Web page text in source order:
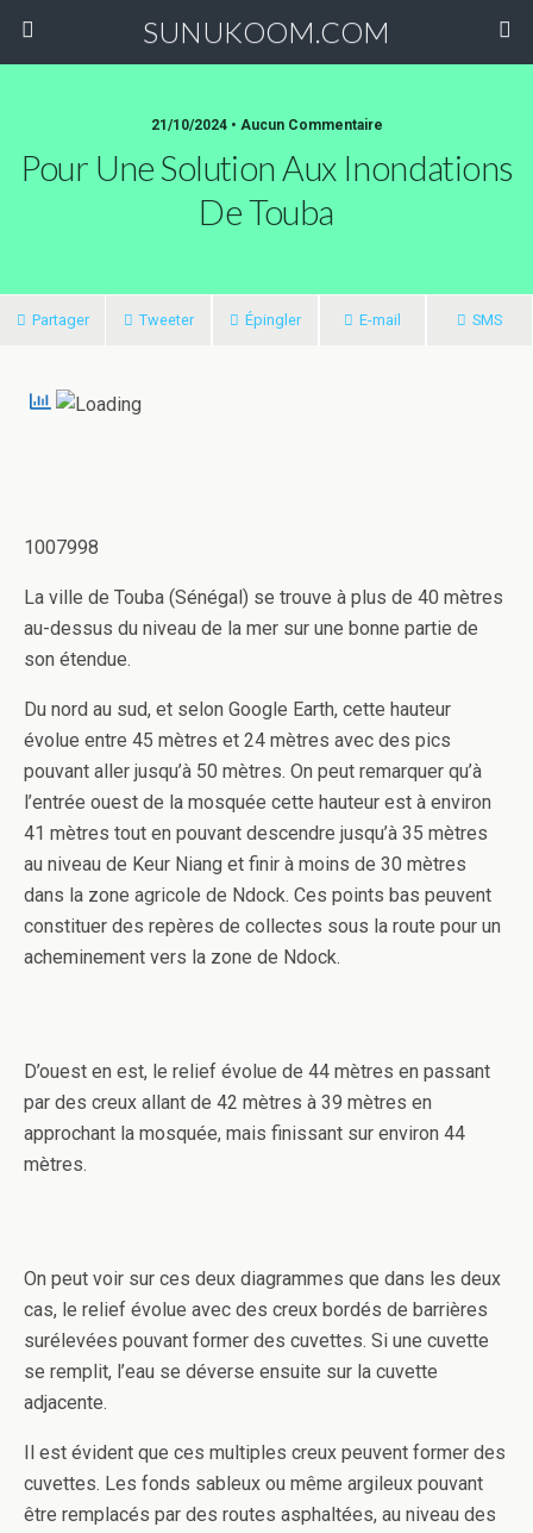
SUNUKOOM.COM
21/10/2024 • Aucun Commentaire
Pour Une Solution Aux Inondations
De Touba
Partager Tweeter Épingler E-mail SMS
1007998
La ville de Touba (Sénégal) se trouve à plus de 40 mètres
au-dessus du niveau de la mer sur une bonne partie de
son étendue.
Du nord au sud, et selon Google Earth, cette hauteur
évolue entre 45 mètres et 24 mètres avec des pics
pouvant aller jusqu’à 50 mètres. On peut remarquer qu’à
l’entrée ouest de la mosquée cette hauteur est à environ
41 mètres tout en pouvant descendre jusqu’à 35 mètres
au niveau de Keur Niang et finir à moins de 30 mètres
dans la zone agricole de Ndock. Ces points bas peuvent
constituer des repères de collectes sous la route pour un
acheminement vers la zone de Ndock.
D’ouest en est, le relief évolue de 44 mètres en passant
par des creux allant de 42 mètres à 39 mètres en
approchant la mosquée, mais finissant sur environ 44
mètres.
On peut voir sur ces deux diagrammes que dans les deux
cas, le relief évolue avec des creux bordés de barrières
surélevées pouvant former des cuvettes. Si une cuvette
se remplit, l’eau se déverse ensuite sur la cuvette
adjacente.
Il est évident que ces multiples creux peuvent former des
cuvettes. Les fonds sableux ou même argileux pouvant
être remplacés par des routes asphaltées, au niveau des